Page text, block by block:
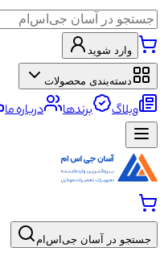
وارد شوید
دسته‌بندی محصولات
وبلاگ برندها درباره ما
جستجو در آسان جی‌اس‌ام